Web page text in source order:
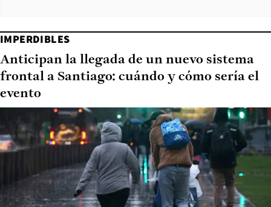
IMPERDIBLES
Anticipan la llegada de un nuevo sistema
frontal a Santiago: cuándo y cómo sería el
evento